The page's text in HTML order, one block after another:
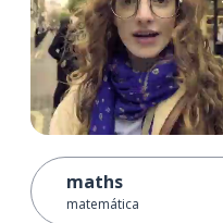
maths
matemática